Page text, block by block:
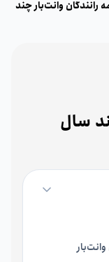
رانندگان وانت‌بار چند
سال